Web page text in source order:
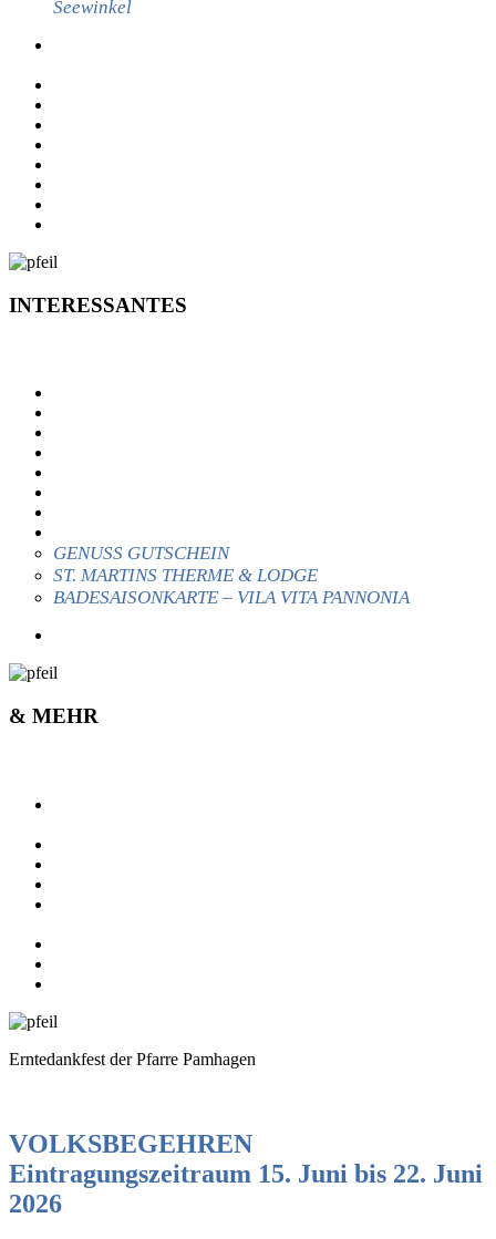
Seewinkel
INTERESSANTES
GENUSS GUTSCHEIN
ST. MARTINS THERME & LODGE
BADESAISONKARTE – VILA VITA PANNONIA
& MEHR
Erntedankfest der Pfarre Pamhagen
VOLKSBEGEHREN
Eintragungszeitraum 15. Juni bis 22. Juni
2026